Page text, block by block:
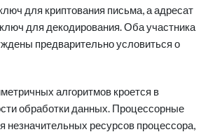
для криптования письма, а адресат
для декодирования. Оба участника
предварительно условиться о
алгоритмов кроется в
обработки данных. Процессорные
незначительных ресурсов процессора,